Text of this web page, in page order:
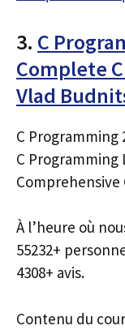
3. C
Complete
Vlad
C Programming
C Programming
Comprehensive
À l’heure où
55232+
4308+ avis.
Contenu du